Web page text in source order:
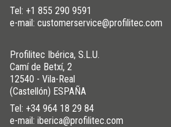
Tel: +1 855 290 9591
e-mail: customerservice@profilitec.com
Profilitec Ibérica, S.L.U.
Camí de Betxí, 2
12540 - Vila-Real
(Castellón) ESPAÑA
Tel: +34 964 18 29 84
e-mail: iberica@profilitec.com